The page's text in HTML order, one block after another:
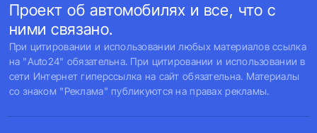
Проект об автомобилях и все, что с
ними связано.
При цитировании и использовании любых материалов ссылка
на "Auto24" обязательна. При цитировании и использовании в
сети Интернет гиперссылка на сайт обязательна. Материалы
со знаком "Реклама" публикуются на правах рекламы.